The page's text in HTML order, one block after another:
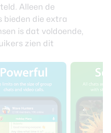
Alleen de
bieden die extra
is dat voldoende,
zien dit